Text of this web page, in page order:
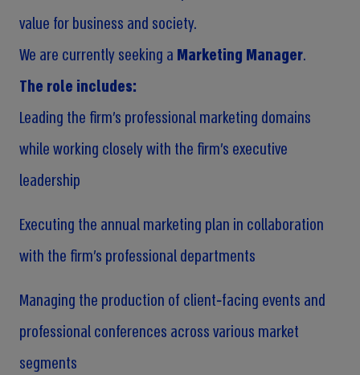
value for business and society.
We are currently seeking a Marketing Manager.
The role includes:
Leading the firm’s professional marketing domains
while working closely with the firm’s executive
leadership
Executing the annual marketing plan in collaboration
with the firm’s professional departments
Managing the production of client‑facing events and
professional conferences across various market
segments